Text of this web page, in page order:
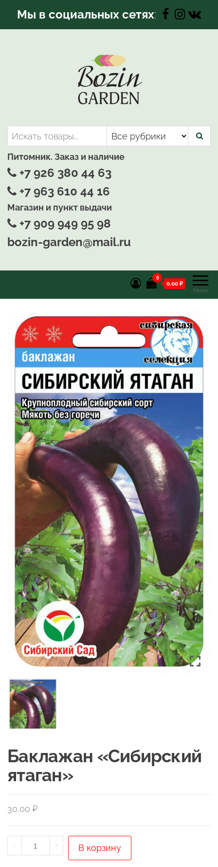
Мы в социальных сетях:
Bozin-Garden | Садовый центр
Садовый центр, Растения
для вашего сада
Питомник. Заказ и наличие
+7 926 380 44 63
+7 963 610 44 16
Магазин и пункт выдачи
+7 909 949 95 98
bozin-garden@mail.ru
Меню
0
0,00 ₽
Баклажан «Сибирский
ятаган»
30,00 ₽
-
Количество
товара
+ В корзину